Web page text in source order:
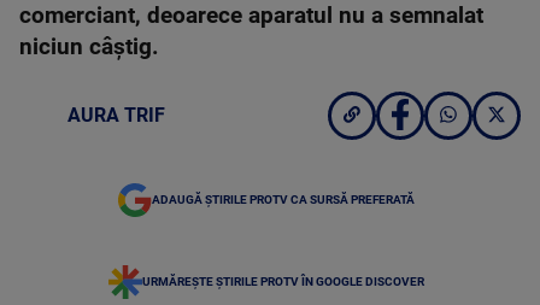
comerciant, deoarece aparatul nu a semnalat
niciun câștig.
AURA TRIF
ADAUGĂ ȘTIRILE PROTV CA SURSĂ PREFERATĂ
URMĂREȘTE ȘTIRILE PROTV ÎN GOOGLE DISCOVER